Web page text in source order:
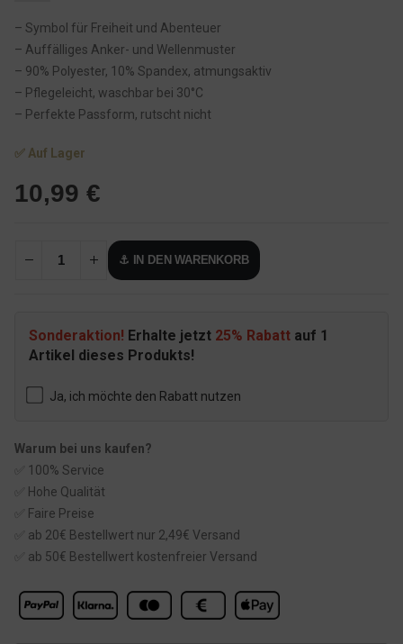
– Symbol für Freiheit und Abenteuer
– Auffälliges Anker- und Wellenmuster
– 90% Polyester, 10% Spandex, atmungsaktiv
– Pflegeleicht, waschbar bei 30°C
– Perfekte Passform, rutscht nicht
✅ Auf Lager
10,99 €
⚓ IN DEN WARENKORB
Sonderaktion! Erhalte jetzt 25% Rabatt auf 1
Artikel dieses Produkts!
Ja, ich möchte den Rabatt nutzen
Warum bei uns kaufen?
✅ 100% Service
✅ Hohe Qualität
✅ Faire Preise
✅ ab 20€ Bestellwert nur 2,49€ Versand
✅ ab 50€ Bestellwert kostenfreier Versand